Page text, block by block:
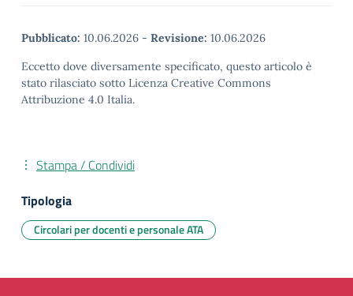
Pubblicato: 10.06.2026 - Revisione: 10.06.2026
Eccetto dove diversamente specificato, questo articolo è
stato rilasciato sotto Licenza Creative Commons
Attribuzione 4.0 Italia.
Stampa / Condividi
Tipologia
Circolari per docenti e personale ATA